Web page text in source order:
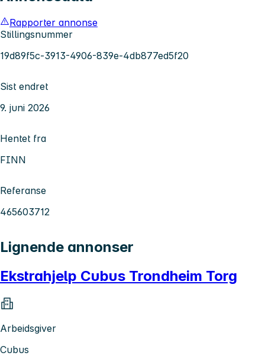
Rapporter annonse
Stillingsnummer
19d89f5c-3913-4906-839e-4db877ed5f20
Sist endret
9. juni 2026
Hentet fra
FINN
Referanse
465603712
Lignende annonser
Ekstrahjelp Cubus Trondheim Torg
Arbeidsgiver
Cubus